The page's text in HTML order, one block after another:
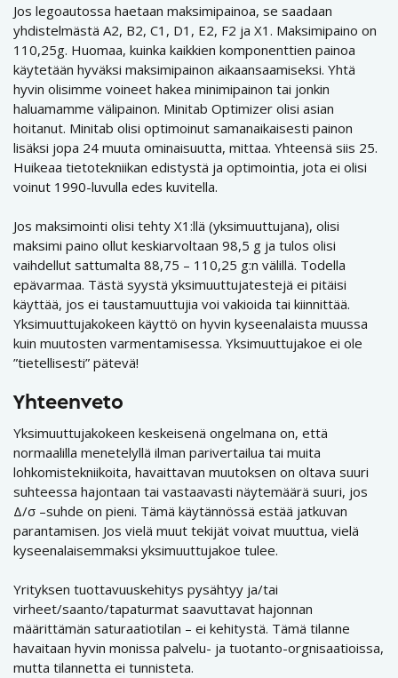
Jos legoautossa haetaan maksimipainoa, se saadaan
yhdistelmästä A2, B2, C1, D1, E2, F2 ja X1. Maksimipaino on
110,25g. Huomaa, kuinka kaikkien komponenttien painoa
käytetään hyväksi maksimipainon aikaansaamiseksi. Yhtä
hyvin olisimme voineet hakea minimipainon tai jonkin
haluamamme välipainon. Minitab Optimizer olisi asian
hoitanut. Minitab olisi optimoinut samanaikaisesti painon
lisäksi jopa 24 muuta ominaisuutta, mittaa. Yhteensä siis 25.
Huikeaa tietotekniikan edistystä ja optimointia, jota ei olisi
voinut 1990-luvulla edes kuvitella.
Jos maksimointi olisi tehty X1:llä (yksimuuttujana), olisi
maksimi paino ollut keskiarvoltaan 98,5 g ja tulos olisi
vaihdellut sattumalta 88,75 – 110,25 g:n välillä. Todella
epävarmaa. Tästä syystä yksimuuttujatestejä ei pitäisi
käyttää, jos ei taustamuuttujia voi vakioida tai kiinnittää.
Yksimuuttujakokeen käyttö on hyvin kyseenalaista muussa
kuin muutosten varmentamisessa. Yksimuuttujakoe ei ole
”tietellisesti” pätevä!
Yhteenveto
Yksimuuttujakokeen keskeisenä ongelmana on, että
normaalilla menetelyllä ilman parivertailua tai muita
lohkomistekniikoita, havaittavan muutoksen on oltava suuri
suhteessa hajontaan tai vastaavasti näytemäärä suuri, jos
Δ/σ –suhde on pieni. Tämä käytännössä estää jatkuvan
parantamisen. Jos vielä muut tekijät voivat muuttua, vielä
kyseenalaisemmaksi yksimuuttujakoe tulee.
Yrityksen tuottavuuskehitys pysähtyy ja/tai
virheet/saanto/tapaturmat saavuttavat hajonnan
määrittämän saturaatiotilan – ei kehitystä. Tämä tilanne
havaitaan hyvin monissa palvelu- ja tuotanto-orgnisaatioissa,
mutta tilannetta ei tunnisteta.